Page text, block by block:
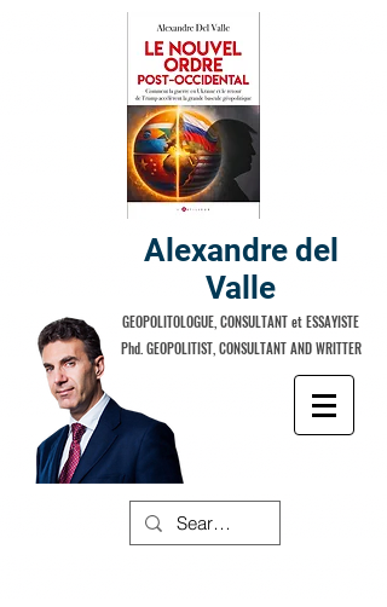
Alexandre del
Valle
GEOPOLITOLOGUE, CONSULTANT et ESSAYISTE
Phd. GEOPOLITIST, CONSULTANT AND WRITTER